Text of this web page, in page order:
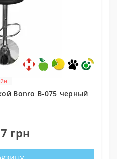
Bonro B-075 черный
грн